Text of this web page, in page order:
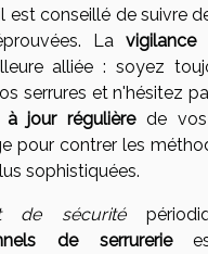
est conseillé de suivre
La vigilance
alliée : soyez
serrures et n'hésitez
à jour régulièrede vos
pour contrer les
sophistiquées.
de sécurité
de serrurerie